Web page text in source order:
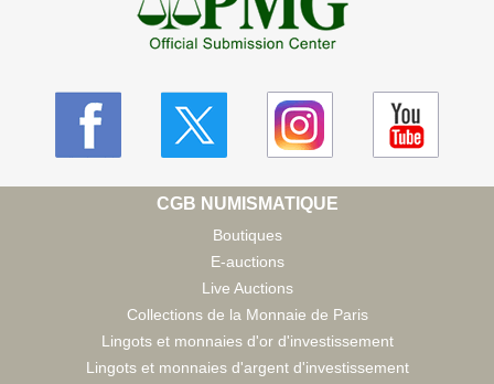
CGB NUMISMATIQUE
Boutiques
E-auctions
Live Auctions
Collections de la Monnaie de Paris
Lingots et monnaies d'or d'investissement
Lingots et monnaies d'argent d'investissement